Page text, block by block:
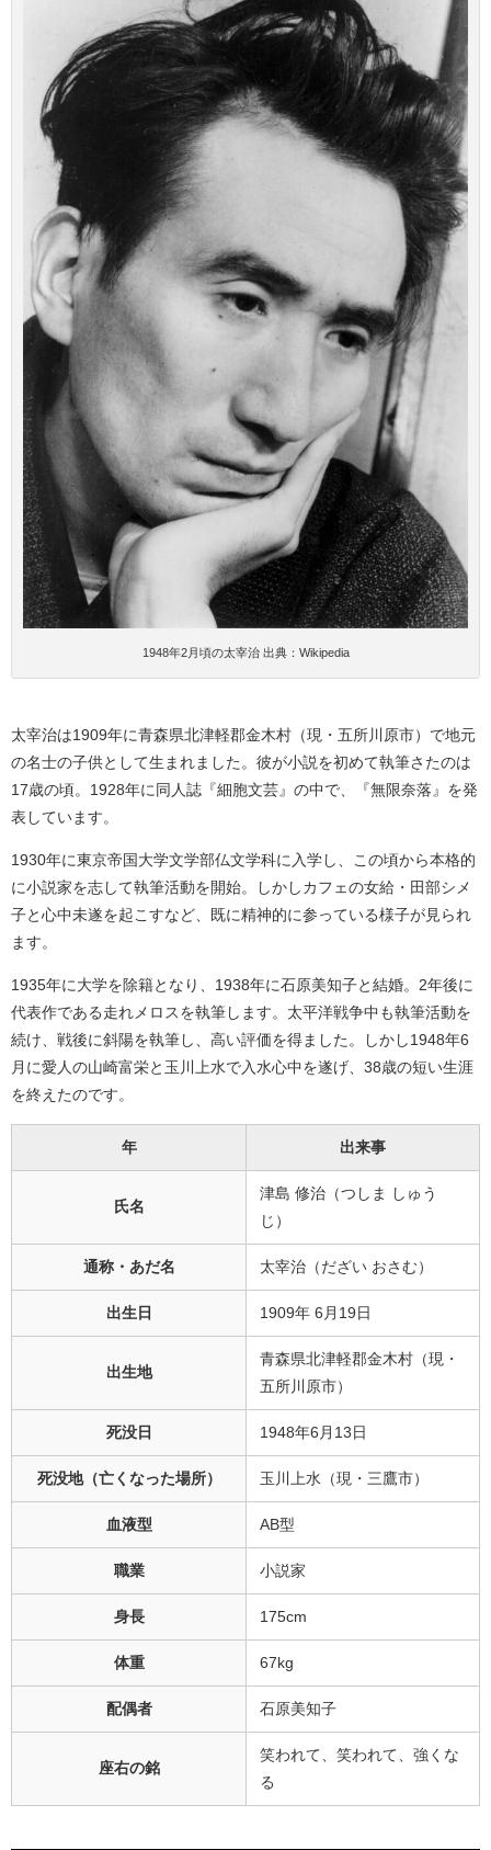
1948年2月頃の太宰治 出典：Wikipedia
太宰治は1909年に青森県北津軽郡金木村（現・五所川原市）で地元
の名士の子供として生まれました。彼が小説を初めて執筆さたのは
17歳の頃。1928年に同人誌『細胞文芸』の中で、『無限奈落』を発
表しています。
1930年に東京帝国大学文学部仏文学科に入学し、この頃から本格的
に小説家を志して執筆活動を開始。しかしカフェの女給・田部シメ
子と心中未遂を起こすなど、既に精神的に参っている様子が見られ
ます。
1935年に大学を除籍となり、1938年に石原美知子と結婚。2年後に
代表作である走れメロスを執筆します。太平洋戦争中も執筆活動を
続け、戦後に斜陽を執筆し、高い評価を得ました。しかし1948年6
月に愛人の山崎富栄と玉川上水で入水心中を遂げ、38歳の短い生涯
を終えたのです。
年 出来事
氏名
津島 修治（つしま しゅう
じ）
通称・あだ名 太宰治（だざい おさむ）
出生日 1909年 6月19日
出生地
青森県北津軽郡金木村（現・
五所川原市）
死没日 1948年6月13日
死没地（亡くなった場所） 玉川上水（現・三鷹市）
血液型 AB型
職業 小説家
身長 175cm
体重 67kg
配偶者 石原美知子
座右の銘
笑われて、笑われて、強くな
る